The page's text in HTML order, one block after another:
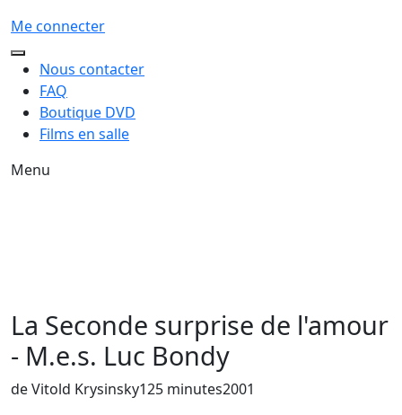
Me connecter
Nous contacter
FAQ
Boutique DVD
Films en salle
Menu
La Seconde surprise de l'amour
- M.e.s. Luc Bondy
de Vitold Krysinsky125 minutesAnnée de sortie du film
2001